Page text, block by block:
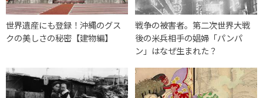
世界遺産にも登録！沖縄のグス
クの美しさの秘密【建物編】
戦争の被害者。第二次世界大戦
後の米兵相手の娼婦「パンパ
ン」はなぜ生まれた？